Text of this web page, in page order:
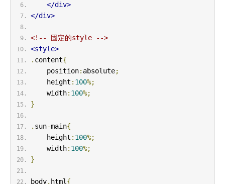
</div>
</div>
<!-- 固定的style -->
<style>
. content{
    position
: absolute;
    height
: 100%;
    width
: 100%;
}
. sun-main{
    height
: 100%;
    width
: 100%;
}
body, html {